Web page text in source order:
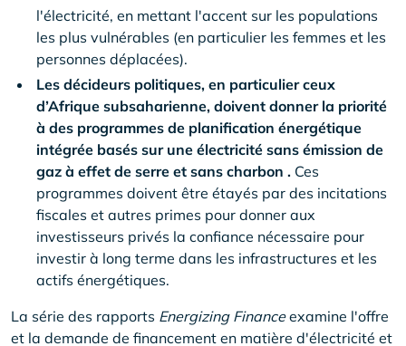
l'électricité, en mettant l'accent sur les populations
les plus vulnérables (en particulier les femmes et les
personnes déplacées).
Les décideurs politiques, en particulier ceux
d’Afrique subsaharienne, doivent donner la priorité
à des programmes de planification énergétique
intégrée basés sur une électricité sans émission de
gaz à effet de serre et sans charbon . Ces
programmes doivent être étayés par des incitations
fiscales et autres primes pour donner aux
investisseurs privés la confiance nécessaire pour
investir à long terme dans les infrastructures et les
actifs énergétiques.
La série des rapports Energizing Financeexamine l'offre
et la demande de financement en matière d'électricité et